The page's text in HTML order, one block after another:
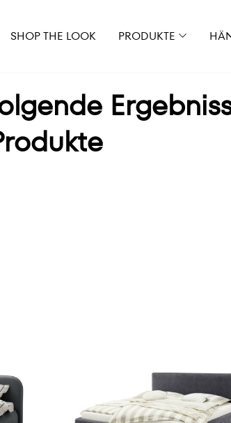
SHOP THE LOOK PRODUKTE